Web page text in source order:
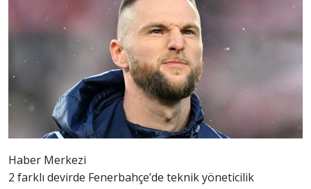
Haber Merkezi
2 farklı devirde Fenerbahçe’de teknik yöneticilik